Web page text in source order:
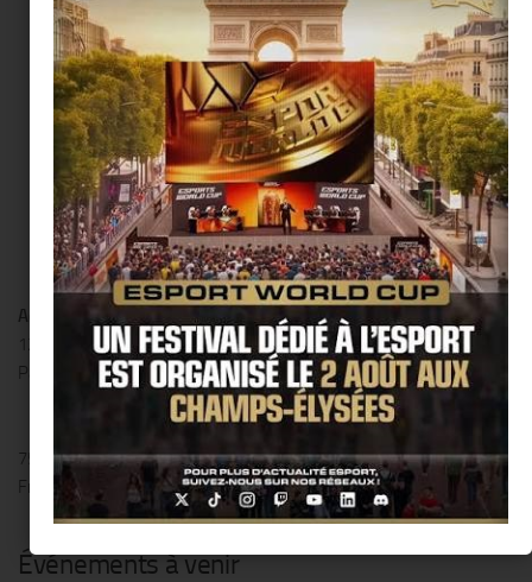
Atelier Néerlandais
121 rue de Lille - Paris
Événements
This page can't load Google Maps correctly.
Do you own this website? OK
Adresse
121 rue de Lille
Paris
75007
France
Événements à venir